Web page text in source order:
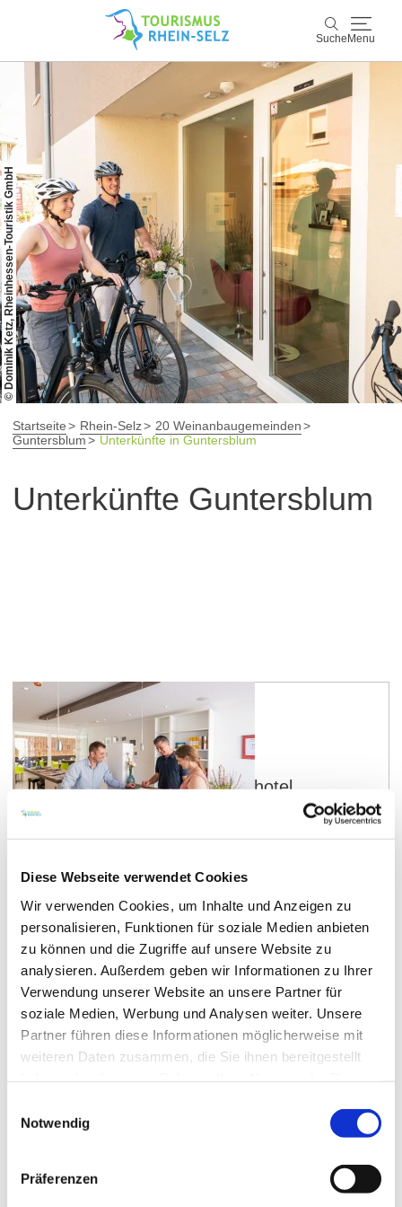
Diese Webseite verwendet Cookies
Wir verwenden Cookies, um Inhalte und Anzeigen zu
personalisieren, Funktionen für soziale Medien anbieten
zu können und die Zugriffe auf unsere Website zu
analysieren. Außerdem geben wir Informationen zu Ihrer
Verwendung unserer Website an unsere Partner für
soziale Medien, Werbung und Analysen weiter. Unsere
Partner führen diese Informationen möglicherweise mit
weiteren Daten zusammen, die Sie ihnen bereitgestellt
Notwendig
Präferenzen
Suche Menu
Rhein-Selz
Wein & Genuss
Kultur & Events
Buchen & Service
© Dominik Ketz, Rheinhessen-Touristik GmbH
Startseite Rhein-Selz
20 Weinanbaugemeinden
Guntersblum
Unterkünfte in Guntersblum
Unterkünfte Guntersblum
Guntersblum
Schlafgut Domhof und Landhotel
Weingold
Feiern, tagen, kostlich essen, Wein genießen und
Weingut Domhof. Unsere Unterkünfte bieten
Sie in der Riesling-Lounge, im Himmelthal,
dem Flaschenlager oder in der Zehntscheune. In
unserem Schlafgut dreht sich alles um das Thema
Wein. Brautpaare dürfen die Hochzeitsnacht
auf Wolke 7 verbringen. Und wer das Abenteuer
sucht, wählt unser…
mehr erfahren auf Karte anzeigen